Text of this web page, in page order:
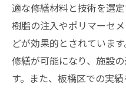
適な修繕材料と技術を選
樹脂の注入やポリマーセ
どが効果的とされていま
修繕が可能になり、施設
す。また、板橋区での実